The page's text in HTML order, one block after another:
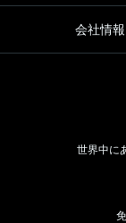
会社情報
世界中に